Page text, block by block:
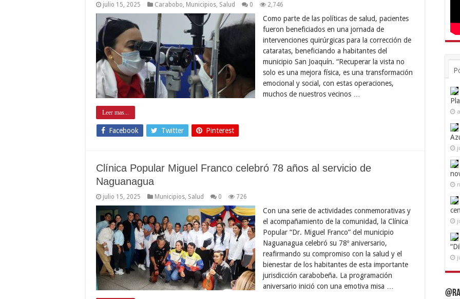
julio 15, 2025 Carabobo Municipios Salud 0 2,746
Como parte de las políticas de salud, pacientes
fueron beneficiados en una jornada de
intervenciones quirúrgicas para la corrección de
cataratas, beneficiando a habitantes del
municipio San Joaquín. “Recuperar la vista no
solo es una mejora física, es una transformación
emocional y social, con estas operaciones,
muchos de nuestros vecinos …
Leer mas...
Facebook Twitter Pinterest
Clínica Popular Miguel Franco celebró 78 años al servicio de
Naguanagua
julio 15, 2025 Municipios Salud 0 726
Con una serie de actividades conmemorativas y
el acompañamiento de la comunidad, la Clínica
Popular “Dr. Miguel Franco” del municipio
Naguanagua celebró su 78º aniversario,
reafirmando su compromiso con la salud y el
bienestar de los habitantes de esta importante
jurisdicción carabobeña. La programación
aniversario inició con una emotiva misa …